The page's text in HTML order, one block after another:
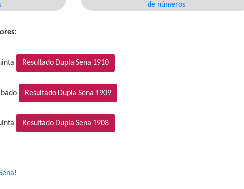
de números
Resultado Dupla Sena 1910
Resultado Dupla Sena 1909
Resultado Dupla Sena 1908